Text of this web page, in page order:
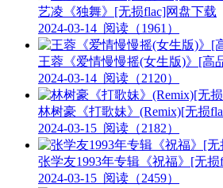
艺凌《独舞》[无损flac]网盘下载
2024-03-14 阅读（1961）
王蓉《爱情慢慢摇(女生版)》[高
2024-03-14 阅读（2120）
林树豪《打歌妹》(Remix)[无损
2024-03-15 阅读（2182）
张学友1993年专辑《祝福》[无损
2024-03-15 阅读（2459）